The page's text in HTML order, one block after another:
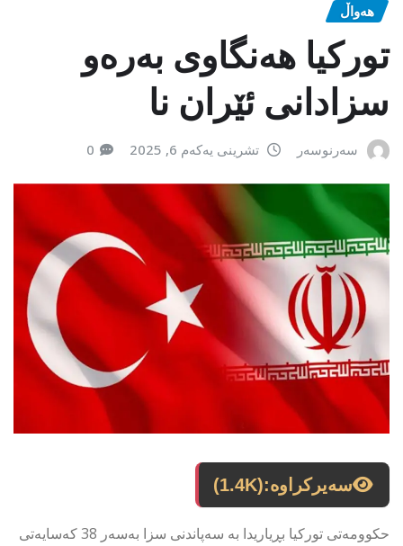
هەواڵ
تورکیا هەنگاوی بەرەو
سزادانی ئێران نا
سەرنوسەر تشرینی یەکەم 6, 2025 0
سەیرکراوە:(1.4K)
حکوومەتی تورکیا بڕیاریدا بە سەپاندنی سزا بەسەر 38 کەسایەتی